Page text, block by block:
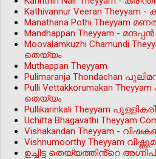
Kathivannur Veeran
Manathana Pothi
Mandhappan Theyyam -
Moovalamkuzhi Chamundi
തെയ്യം
Muthappan Theyyam
Pulimaranja Thondachan
Pulli Vettakkorumakan
തെയ്യം
Pullikarinkali Theyyam
Uchitta Bhagavathi Theyyam
Vishakandan Theyyam -
Vishnumoorthy Theyyam
ഉച്ചിട്ട തെയ്യത്തിൻ്റെ